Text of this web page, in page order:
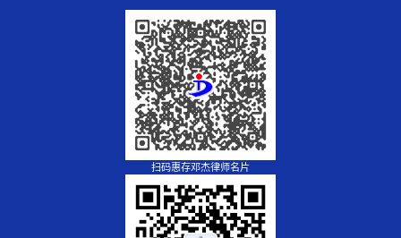
扫码惠存邓杰律师名片